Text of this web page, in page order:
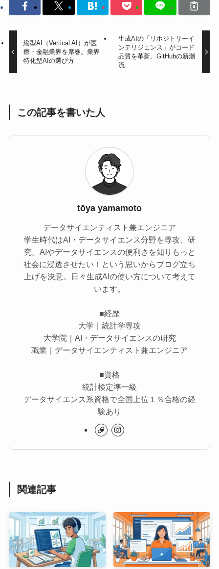
縦型AI（Vertical AI）が医
療・金融業界を席巻。業界
特化型AIの選び方
生成AIの「リポジトリーイ
ンテリジェンス」がコード
品質を革新。GitHubの新潮
流
この記事を書いた人
tōya yamamoto
データサイエンティスト兼エンジニア
学生時代はAI・データサイエンス分野を専攻、研
究。AIやデータサイエンスの便利さを知りもっと
社会に浸透させたい！という思いからブログ立ち
上げを決意。日々生成AIの使い方について考えて
います。
■経歴
大学｜統計学専攻
大学院｜AI・データサイエンスの研究
職業｜データサイエンティスト兼エンジニア
■資格
統計検定準一級
データサイエンス系資格で全国上位１％合格の経
験あり
関連記事